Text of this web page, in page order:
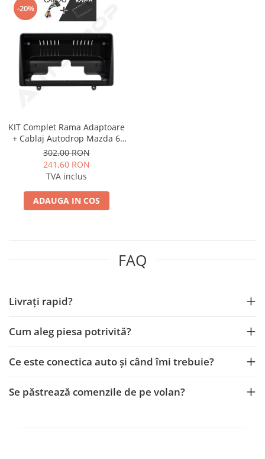
-20%
KIT Complet Rama Adaptoare
+ Cablaj Autodrop Mazda 6
(2015-2019) pentru Navigatie
Multimedia Android 9 inch
302,00 RON
241,60 RON
TVA inclus
ADAUGA IN COS
FAQ
Livrați rapid?
Cum aleg piesa potrivită?
Ce este conectica auto și când îmi trebuie?
Se păstrează comenzile de pe volan?